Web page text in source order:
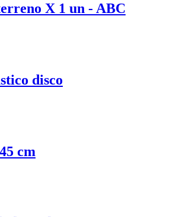
X 1 un - ABC
disco
cm